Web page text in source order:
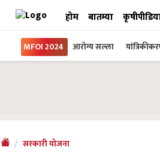
होम बातम्या
MFOI 2024 आरोग्य सल्ला
सरकारी योजना